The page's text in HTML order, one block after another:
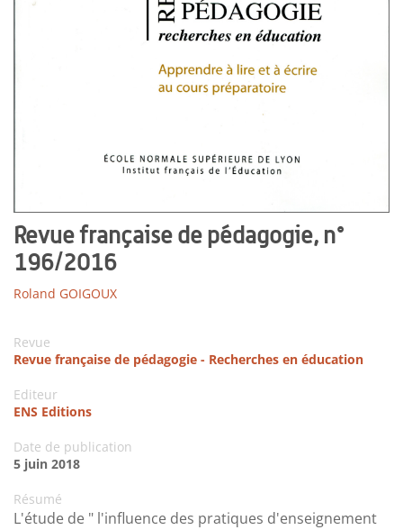
Revue française de pédagogie, n°
196/2016
Roland GOIGOUX
Revue
Revue française de pédagogie - Recherches en éducation
Editeur
ENS Editions
Date de publication
5 juin 2018
Résumé
L'étude de " l'influence des pratiques d'enseignement